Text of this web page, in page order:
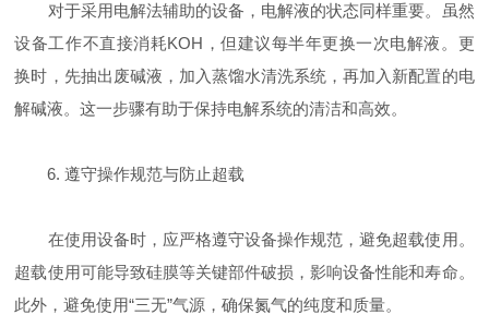
对于采用电解法辅助的设备，电解液的状态同样重要。虽然
设备工作不直接消耗KOH，但建议每半年更换一次电解液。更
换时，先抽出废碱液，加入蒸馏水清洗系统，再加入新配置的电
解碱液。这一步骤有助于保持电解系统的清洁和高效。
6. 遵守操作规范与防止超载
在使用设备时，应严格遵守设备操作规范，避免超载使用。
超载使用可能导致硅膜等关键部件破损，影响设备性能和寿命。
此外，避免使用“三无”气源，确保氮气的纯度和质量。